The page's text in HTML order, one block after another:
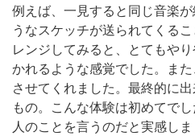
例えば、一見すると同じ音楽
うなスケッチが送られてくる
レンジしてみると、とてもや
かれるような感覚でした。ま
させてくれました。最終的に
もの。こんな体験は初めてで
人のことを言うのだと実感しま